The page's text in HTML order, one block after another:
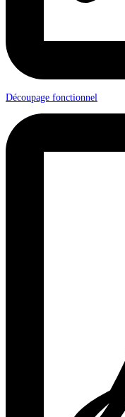
Découpage fonctionnel